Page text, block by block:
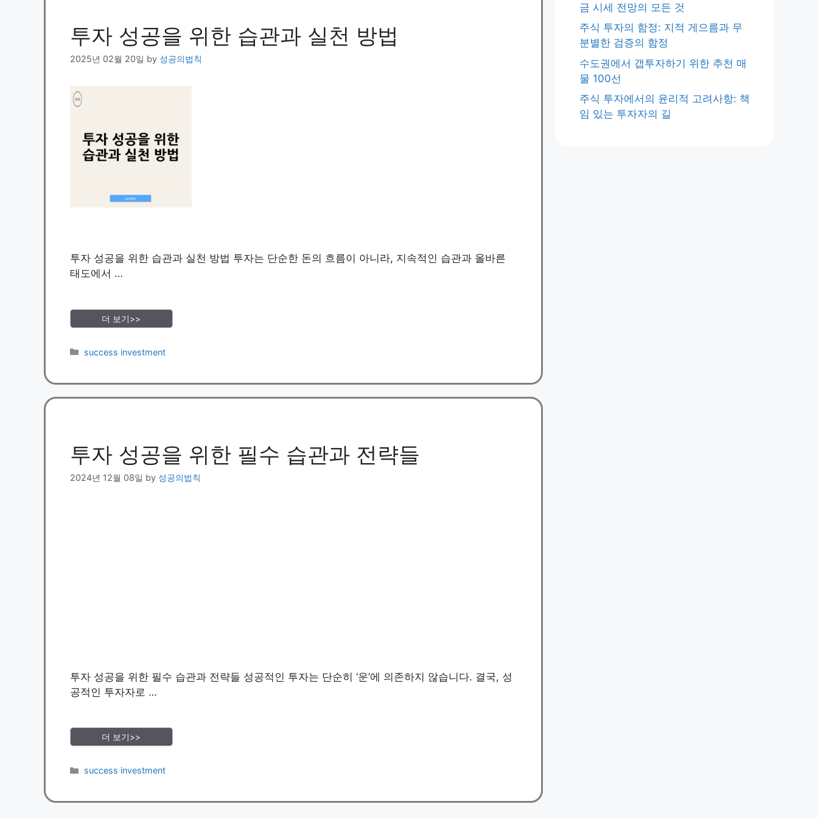
투자 성공을 위한 습관과 실천 방법
2025년 02월 20일 by 성공의법칙
투자 성공을 위한 습관과 실천 방법 투자는 단순한 돈의 흐름이 아니라, 지속적인 습관과 올바른
태도에서 …
더 보기>>
Categories
success investment
투자 성공을 위한 필수 습관과 전략들
2024년 12월 08일 by 성공의법칙
투자 성공을 위한 필수 습관과 전략들 성공적인 투자는 단순히 ‘운’에 의존하지 않습니다. 결국, 성
공적인 투자자로 …
더 보기>>
Categories
success investment
금 시세 전망의 모든 것
주식 투자의 함정: 지적 게으름과 무
분별한 검증의 함정
수도권에서 갭투자하기 위한 추천 매
물 100선
주식 투자에서의 윤리적 고려사항: 책
임 있는 투자자의 길